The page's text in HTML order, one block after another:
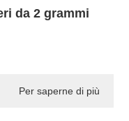
da 2 grammi
Per saperne di più